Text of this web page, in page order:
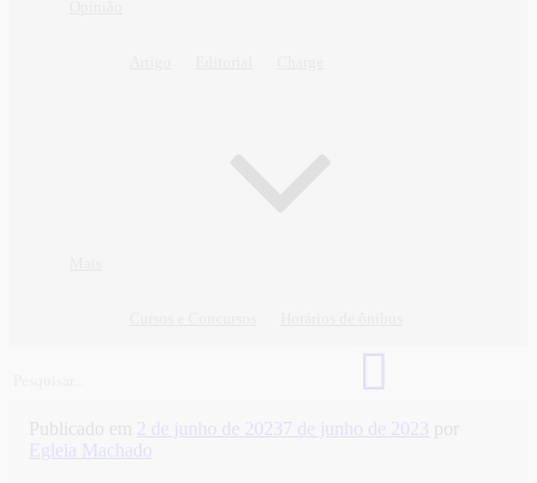
Publicado em 2 de junho de 20237 de junho de 2023 por
Egleia Machado